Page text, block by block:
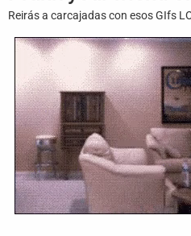
Archivo
Terminos
Y
Condiciones
Política
De
Reirás a carcajadas con esos GIfs